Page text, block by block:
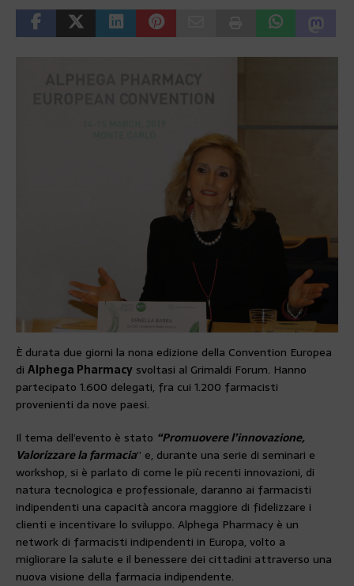
È durata due giorni la nona edizione della Convention Europea
di Alphega Pharmacy svoltasi al Grimaldi Forum. Hanno
partecipato 1.600 delegati, fra cui 1.200 farmacisti
provenienti da nove paesi.
Il tema dell’evento è stato “Promuovere l’innovazione,
Valorizzare la farmacia” e, durante una serie di seminari e
workshop, si è parlato di come le più recenti innovazioni, di
natura tecnologica e professionale, daranno ai farmacisti
indipendenti una capacità ancora maggiore di fidelizzare i
clienti e incentivare lo sviluppo. Alphega Pharmacy è un
network di farmacisti indipendenti in Europa, volto a
migliorare la salute e il benessere dei cittadini attraverso una
nuova visione della farmacia indipendente.